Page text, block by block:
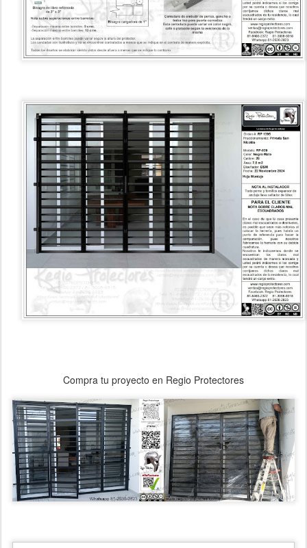
Compra tu proyecto en Regio Protectores